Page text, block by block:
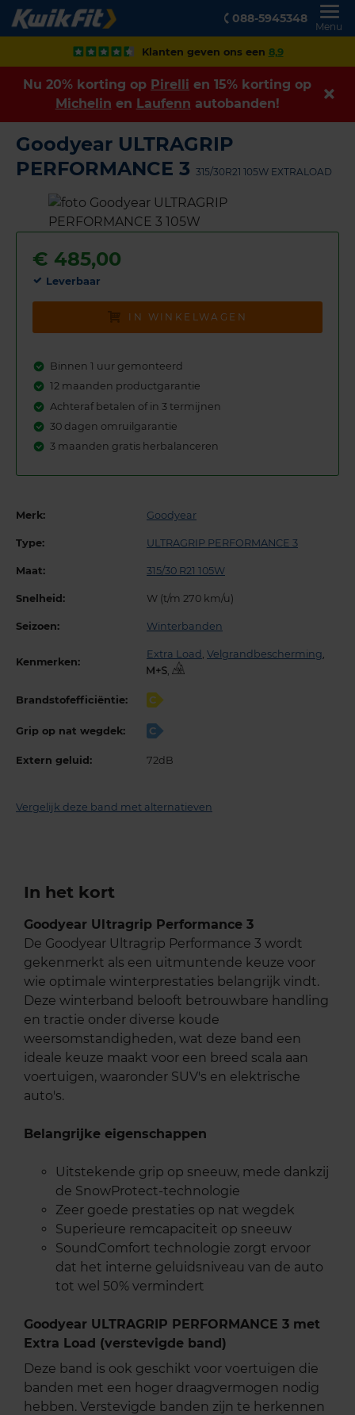
088-5945348
Menu
Klanten geven ons een 8,9
Nu 20% korting op Pirelli en 15% korting op
Michelin en Laufenn autobanden!
Goodyear ULTRAGRIP
PERFORMANCE 3 315/30R21 105W EXTRALOAD
€ 485,00
Leverbaar
IN WINKELWAGEN
Binnen 1 uur gemonteerd
12 maanden productgarantie
Achteraf betalen of in 3 termijnen
30 dagen omruilgarantie
3 maanden gratis herbalanceren
Merk: Goodyear
Type: ULTRAGRIP PERFORMANCE 3
Maat: 315/30 R21 105W
Snelheid: W (t/m 270 km/u)
Seizoen: Winterbanden
Kenmerken:
Extra Load Velgrandbescherming
,
Brandstofefficiëntie: C
Grip op nat wegdek: C
Extern geluid: 72dB
Vergelijk deze band met alternatieven
In het kort
Goodyear Ultragrip Performance 3
De Goodyear Ultragrip Performance 3 wordt
gekenmerkt als een uitmuntende keuze voor
wie optimale winterprestaties belangrijk vindt.
Deze winterband belooft betrouwbare handling
en tractie onder diverse koude
weersomstandigheden, wat deze band een
ideale keuze maakt voor een breed scala aan
voertuigen, waaronder SUV's en elektrische
auto's.
Belangrijke eigenschappen
Uitstekende grip op sneeuw, mede dankzij
de SnowProtect-technologie
Zeer goede prestaties op nat wegdek
Superieure remcapaciteit op sneeuw
SoundComfort technologie zorgt ervoor
dat het interne geluidsniveau van de auto
tot wel 50% vermindert
Goodyear ULTRAGRIP PERFORMANCE 3 met
Extra Load (verstevigde band)
Deze band is ook geschikt voor voertuigen die
banden met een hoger draagvermogen nodig
hebben. Verstevigde banden zijn te herkennen